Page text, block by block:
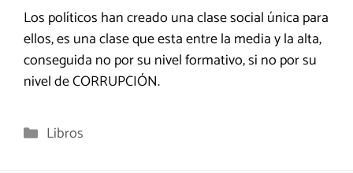
Los políticos han creado una clase social única para
ellos, es una clase que esta entre la media y la alta,
conseguida no por su nivel formativo, si no por su
nivel de CORRUPCIÓN.
Categorías
Libros